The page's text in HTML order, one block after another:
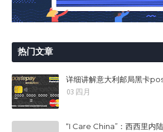
热门文章
详细讲解意大利邮局黑卡
03 四月
“I Care China”：西西里内